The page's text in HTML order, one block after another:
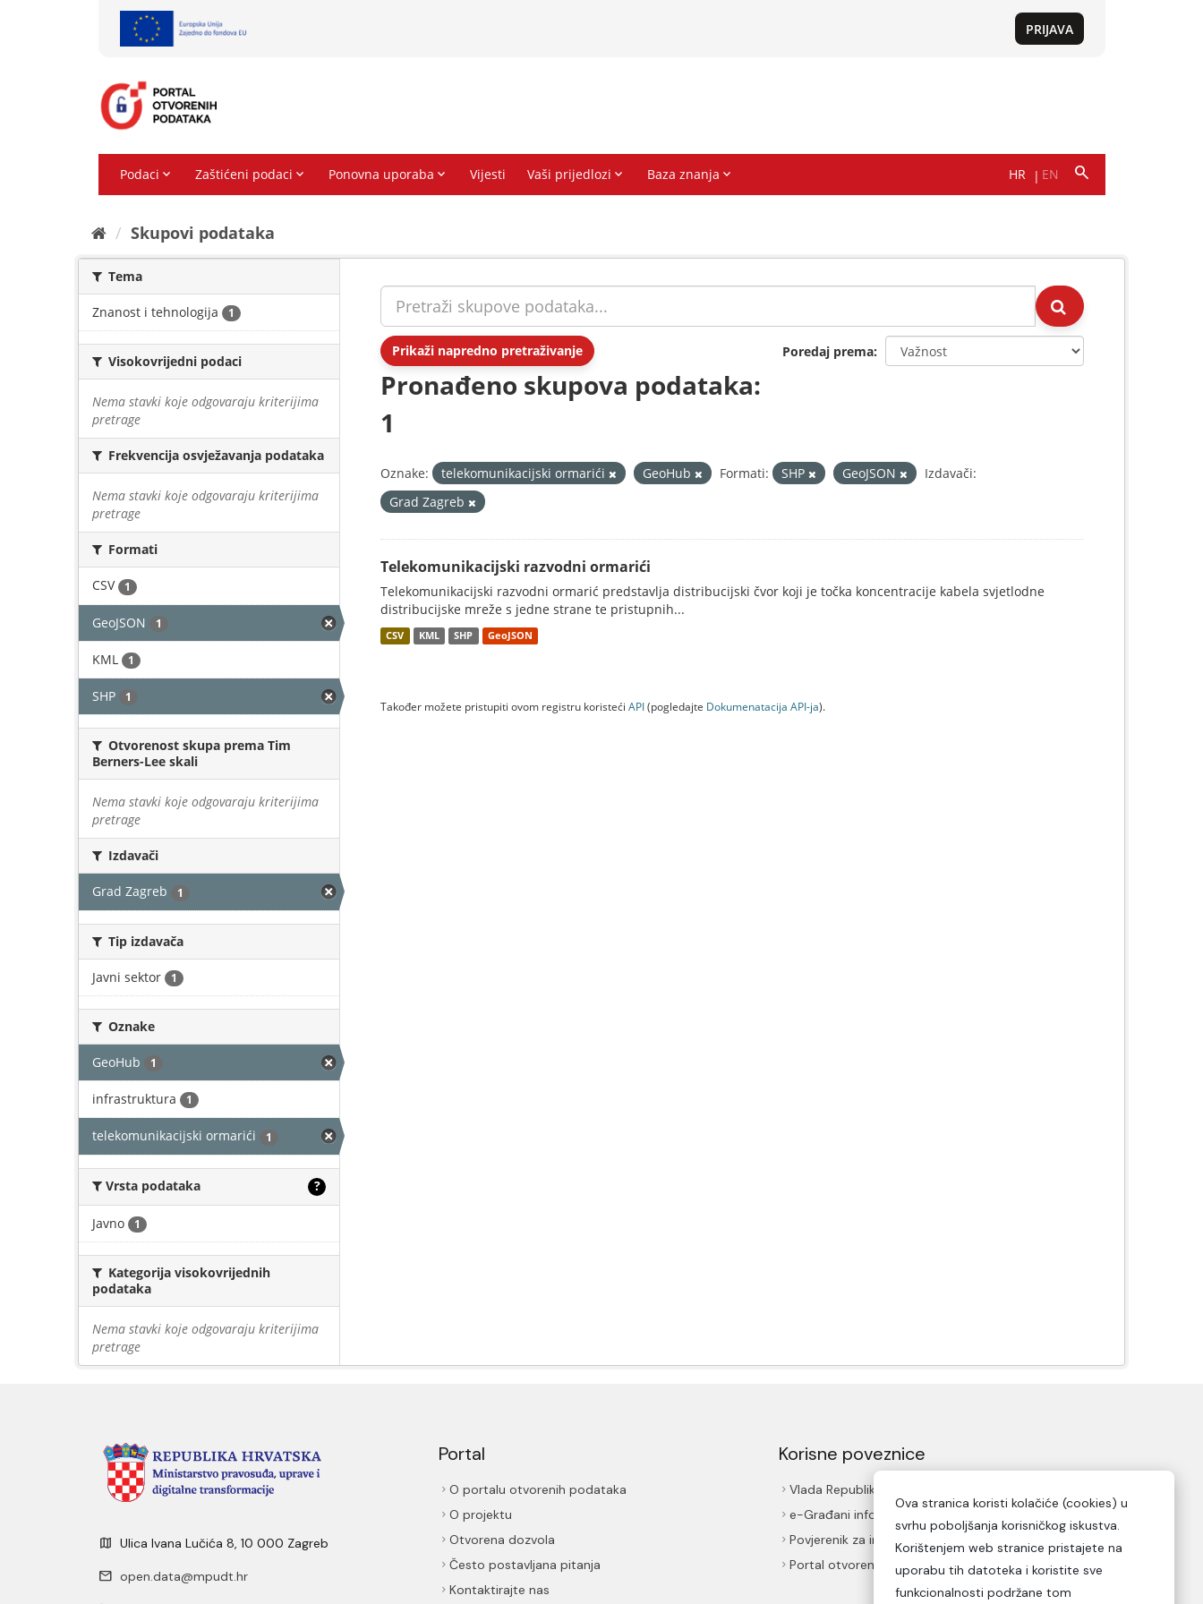
Skupovi podаtаkа
Tema
Znanost i tehnologija 1
Visokovrijedni podaci
Nema stavki koje odgovaraju kriterijima
pretrage
Frekvencija osvježavanja podataka
Nema stavki koje odgovaraju kriterijima
pretrage
Formati
CSV 1
GeoJSON 1
KML 1
SHP 1
Otvorenost skupa prema Tim
Berners-Lee skali
Nema stavki koje odgovaraju kriterijima
pretrage
Izdavači
Grad Zagreb 1
Tip izdavača
Javni sektor 1
Oznake
GeoHub 1
infrastruktura 1
telekomunikacijski ormarići 1
Vrsta podataka ?
Javno 1
Kategorija visokovrijednih
podataka
Nema stavki koje odgovaraju kriterijima
pretrage
Prikaži napredno pretraživanje Poredaj prema
Pronađeno skupova podataka:
1
Oznake: telekomunikacijski ormarići GeoHub Formati: SHP GeoJSON
Izdavači:
Grad Zagreb
Telekomunikacijski razvodni ormarići
Telekomunikacijski razvodni ormarić predstavlja distribucijski čvor koji je točka koncentracije kabela svjetlodne
distribucijske mreže s jedne strane te pristupnih...
CSV KML SHP GeoJSON
Također možete pristupiti ovom registru koristeći API(pogledajte Dokumenаtаcijа API-jа).